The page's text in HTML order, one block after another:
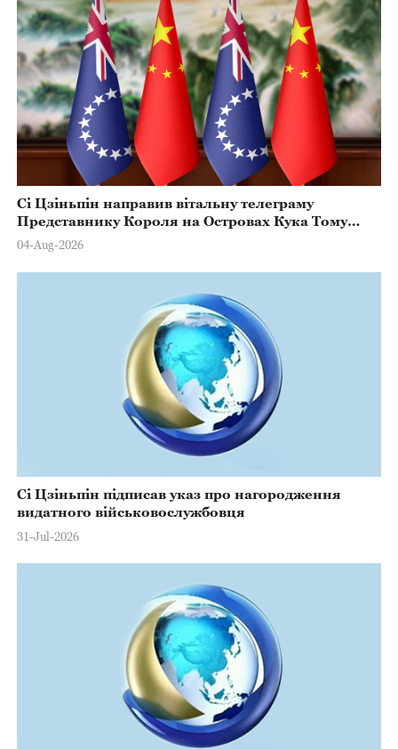
Сі Цзіньпін направив вітальну телеграму
Представнику Короля на Островах Кука Тому
Марстерсу з нагоди Дня Конституції
04-Aug-2026
Сі Цзіньпін підписав указ про нагородження
видатного військовослужбовця
31-Jul-2026